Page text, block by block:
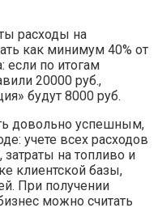
расходы на
как минимум 40% от
если по итогам
20000 руб.,
будут 8000 руб.
довольно успешным,
учете всех расходов
затраты на топливо и
клиентской базы,
При получении
можно считать